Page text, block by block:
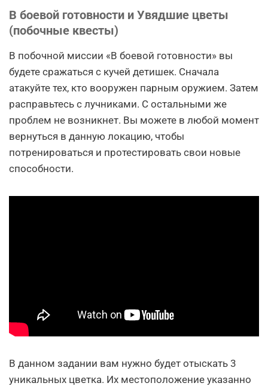
В боевой готовности и Увядшие цветы
(побочные квесты)
В побочной миссии «В боевой готовности» вы
будете сражаться с кучей детишек. Сначала
атакуйте тех, кто вооружен парным оружием. Затем
расправьтесь с лучниками. С остальными же
проблем не возникнет. Вы можете в любой момент
вернуться в данную локацию, чтобы
потренироваться и протестировать свои новые
способности.
В данном задании вам нужно будет отыскать 3
уникальных цветка. Их местоположение указанно